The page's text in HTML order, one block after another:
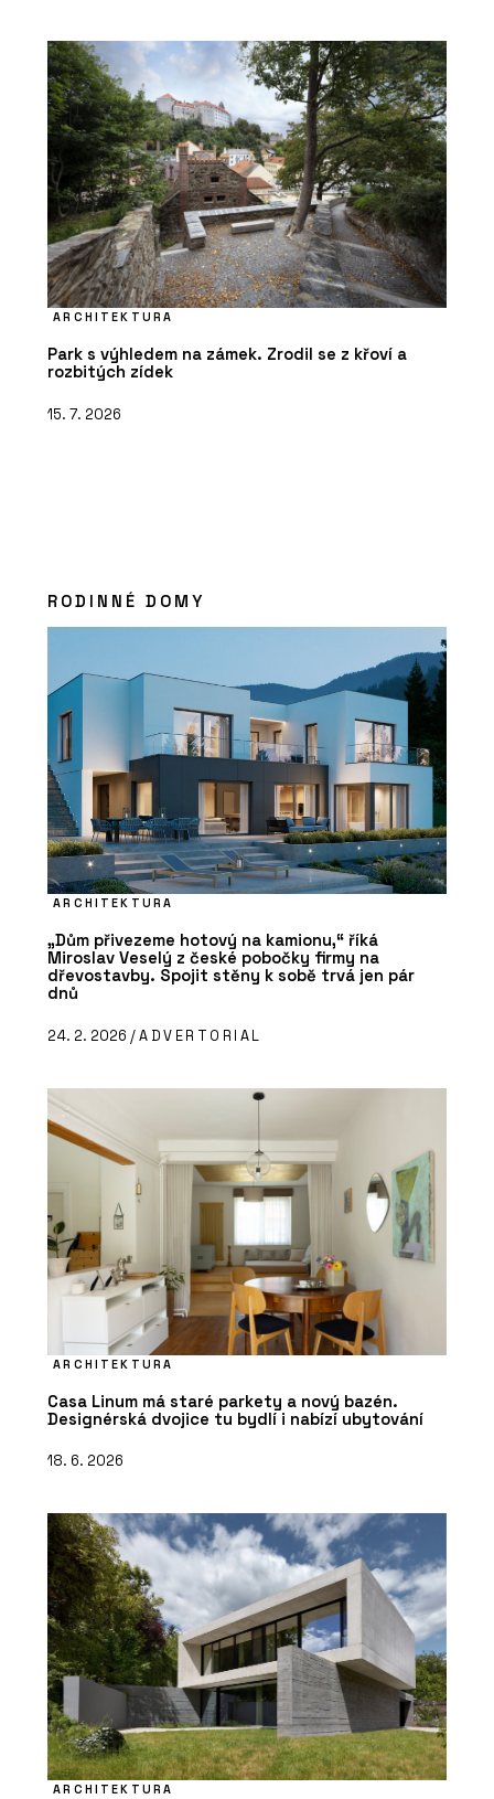
ARCHITEKTURA
Park s výhledem na zámek. Zrodil se z křoví a
rozbitých zídek
15. 7. 2026
RODINNÉ DOMY
ARCHITEKTURA
„Dům přivezeme hotový na kamionu,“ říká
Miroslav Veselý z české pobočky firmy na
dřevostavby. Spojit stěny k sobě trvá jen pár
dnů
24. 2. 2026 /ADVERTORIAL
ARCHITEKTURA
Casa Linum má staré parkety a nový bazén.
Designérská dvojice tu bydlí i nabízí ubytování
18. 6. 2026
ARCHITEKTURA